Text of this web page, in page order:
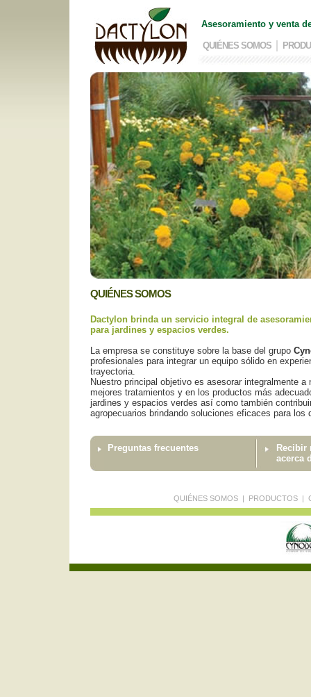
Asesoramiento y venta
QUIÉNES SOMOS
QUIÉNES SOMOS
Dactylon brinda un servicio integral de
para jardines y espacios verdes.
La empresa se constituye sobre la base del grupo
profesionales para integrar un equipo sólido en
trayectoria.
Nuestro principal objetivo es asesorar integralmente
mejores tratamientos y en los productos más
jardines y espacios verdes así como también
agropecuarios brindando soluciones eficaces para
Preguntas frecuentes
Recibir
acerca
QUIÉNES SOMOS| PRODUCTOS|